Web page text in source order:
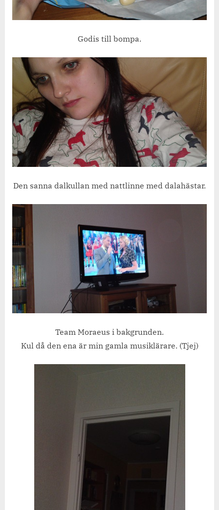
Godis till bompa.
Den sanna dalkullan med nattlinne med dalahästar.
Team Moraeus i bakgrunden.
Kul då den ena är min gamla musiklärare. (Tjej)